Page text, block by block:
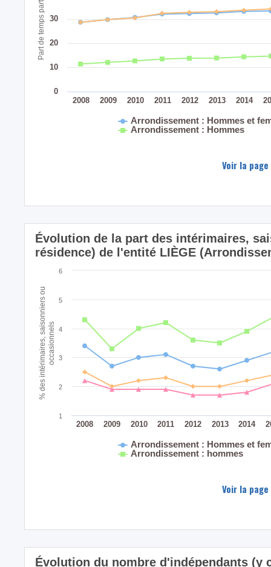
Part de temps partiel (%)
Arrondissement : Hommes et
Arrondissement : Hommes
2008 2009 2010 2011 2012 2013 2014
0
10
20
30
Voir la
% des intérimaires, saisonniers ouoccasionnels
Évolution de la part des intérimaires,
résidence) de l'entité LIÈGE
Arrondissement : Hommes et
Arrondissement : hommes
2008 2009 2010 2011 2012 2013 2014
1
2
3
4
5
6
Voir la
Évolution du nombre d'indépendants (y